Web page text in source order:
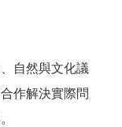
自然與文化議
作解決實際問